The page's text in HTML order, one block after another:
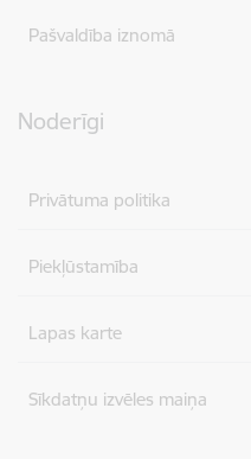
Pašvaldība iznomā
Noderīgi
Privātuma politika
Piekļūstamība
Lapas karte
Sīkdatņu izvēles maiņa